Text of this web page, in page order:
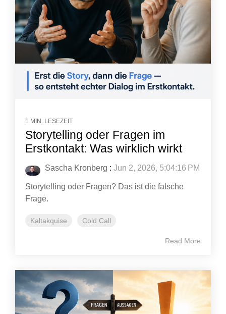
1 MIN. LESEZEIT
Storytelling oder Fragen im
Erstkontakt: Was wirklich wirkt
Sascha Kronberg : Jun 2, 2026, 5:04:16 PM
Storytelling oder Fragen? Das ist die falsche
Frage.
Kaltakquise Cold Call
Read More